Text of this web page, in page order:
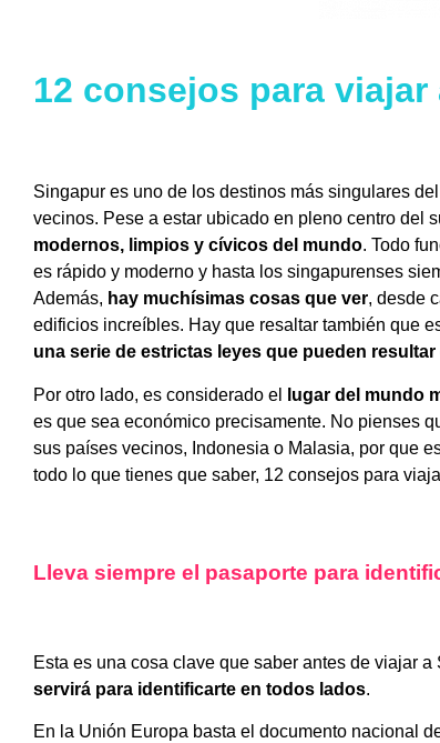
12 consejos para viajar
Singapur es uno de los destinos más singulares
vecinos. Pese a estar ubicado en pleno centro del
modernos, limpios y cívicos del mundo. Todo
es rápido y moderno y hasta los singapurenses
Además, hay muchísimas cosas que ver, desde
edificios increíbles. Hay que resaltar también que
una serie de estrictas leyes que pueden
Por otro lado, es considerado el lugar del mundo
es que sea económico precisamente. No pienses
sus países vecinos, Indonesia o Malasia, por que
todo lo que tienes que saber, 12 consejos para
Lleva siempre el pasaporte para
Esta es una cosa clave que saber antes de viajar a
servirá para identificarte en todos lados.
En la Unión Europa basta el documento nacional